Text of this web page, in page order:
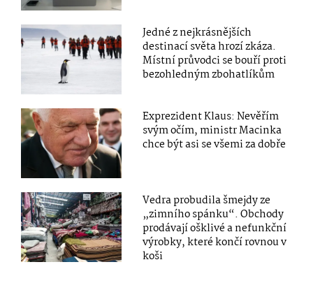
Jedné z nejkrásnějších
destinací světa hrozí zkáza.
Místní průvodci se bouří proti
bezohledným zbohatlíkům
Exprezident Klaus: Nevěřím
svým očím, ministr Macinka
chce být asi se všemi za dobře
Vedra probudila šmejdy ze
„zimního spánku“. Obchody
prodávají ošklivé a nefunkční
výrobky, které končí rovnou v
koši